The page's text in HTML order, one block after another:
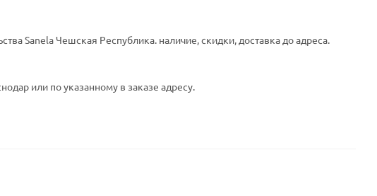
Sanela Чешская Республика. наличие, скидки, доставка до адреса.
или по указанному в заказе адресу.